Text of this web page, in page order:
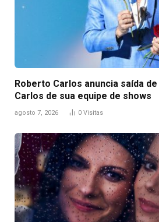
Roberto Carlos anuncia saída
Carlos de sua equipe de shows
agosto 7, 2026 0 Visitas